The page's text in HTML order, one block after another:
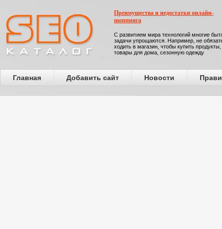
Преимущества и недостатки онлайн-
шоппинга
С развитием мира технологий многие
задачи упрощаются. Например, не
ходить в магазин, чтобы купить продукты,
товары для дома, сезонную одежду
Главная Добавить сайт Новости